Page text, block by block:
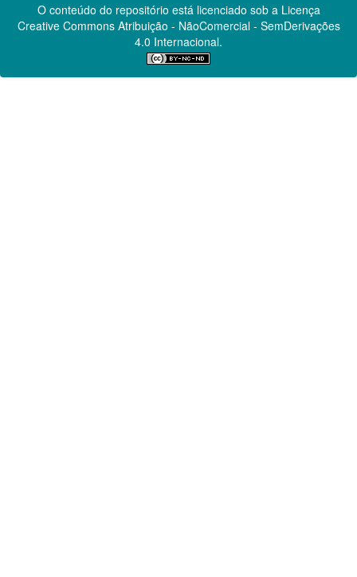
O conteúdo do repositório está licenciado sob a Licença
Creative CommonsAtribuição - NãoComercial - SemDerivações
4.0 Internacional.